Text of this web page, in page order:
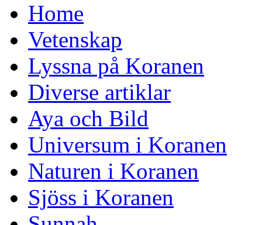
Home
Vetenskap
Lyssna på Koranen
Diverse artiklar
Aya och Bild
Universum i Koranen
Naturen i Koranen
Sjöss i Koranen